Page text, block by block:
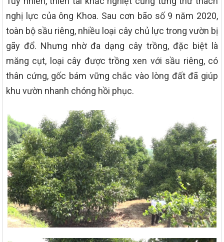
nghị lực của ông Khoa. Sau cơn bão số 9 năm 2020,
toàn bộ sầu riêng, nhiều loại cây chủ lực trong vườn bị
gãy đổ. Nhưng nhờ đa dạng cây trồng, đặc biệt là
măng cụt, loại cây được trồng xen với sầu riêng, có
thân cứng, gốc bám vững chắc vào lòng đất đã giúp
khu vườn nhanh chóng hồi phục.